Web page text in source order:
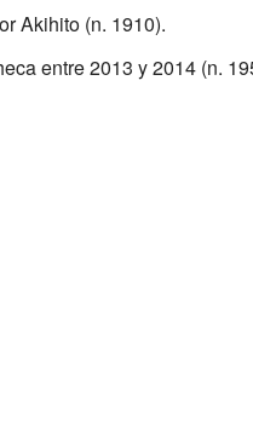
Akihito (n. 1910).
entre 2013 y 2014 (n.